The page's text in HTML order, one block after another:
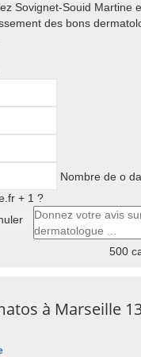
Sovignet-Souid Martine
des bons
Nombre de o
+ 1 ?
500
à Marseille